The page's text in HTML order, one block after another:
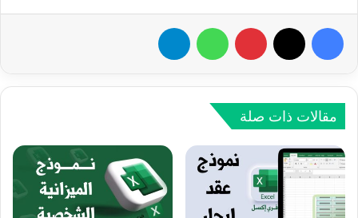
فيسبوك بينتيريست واتساب
مقالات ذات صلة